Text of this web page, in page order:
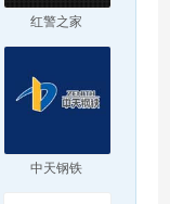
红警之家
中天钢铁